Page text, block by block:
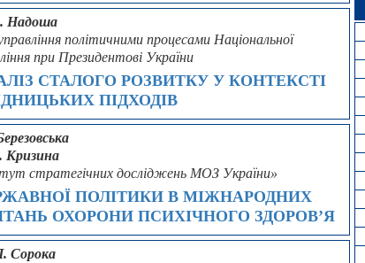
Надоша
політичними процесами Національної
при Президентові України
СТАЛОГО РОЗВИТКУ У КОНТЕКСТІ
ПІДХОДІВ
Кризина
стратегічних досліджень МОЗ України»
ПОЛІТИКИ В МІЖНАРОДНИХ
ОХОРОНИ ПСИХІЧНОГО ЗДОРОВ’Я
Сорока